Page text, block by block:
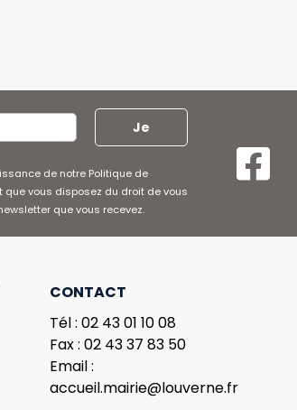
de notre Politique de
que vous disposez du droit de vous
que vous recevez.

CONTACT
Tél : 02 43 01 10 08
Fax : 02 43 37 83 50
Email :
accueil.mairie@louverne.fr